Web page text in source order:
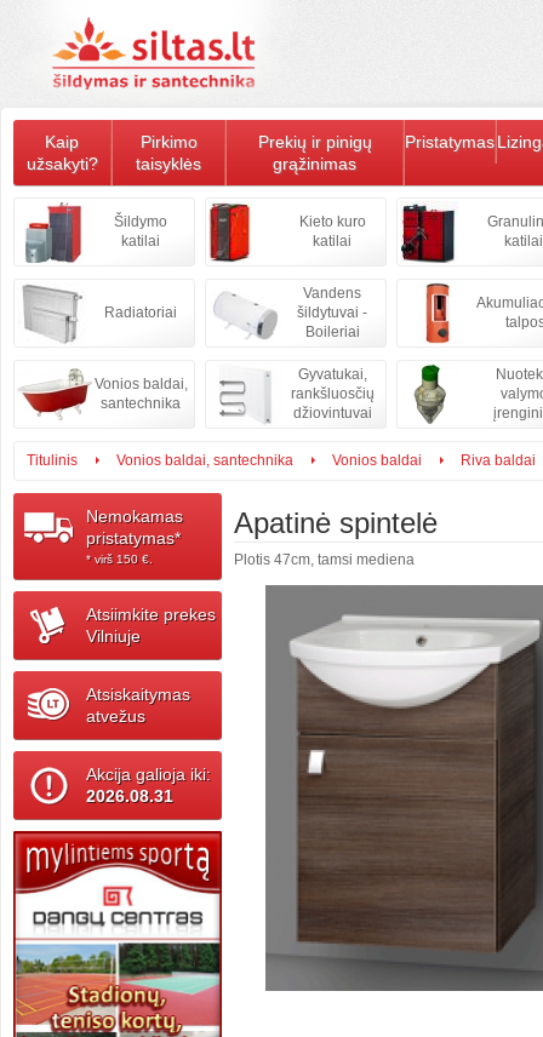
Kaip
užsakyti?
Pirkimo
taisyklės
Prekių ir pinigų
grąžinimas
Pristatymas
Šildymo
katilai
Kieto kuro
katilai
katilai
Radiatoriai
Vandens
šildytuvai -
Boileriai
Vonios baldai,
santechnika
Gyvatukai,
rankšluosčių
džiovintuvai
Titulinis Vonios baldai, santechnika Vonios baldai Riva baldai
Nemokamas
pristatymas*
* virš 150 ‎€.
Atsiimkite prekes
Vilniuje
Atsiskaitymas
atvežus
Akcija galioja iki:
2026.08.31
Apatinė spintelė
Plotis 47cm, tamsi mediena